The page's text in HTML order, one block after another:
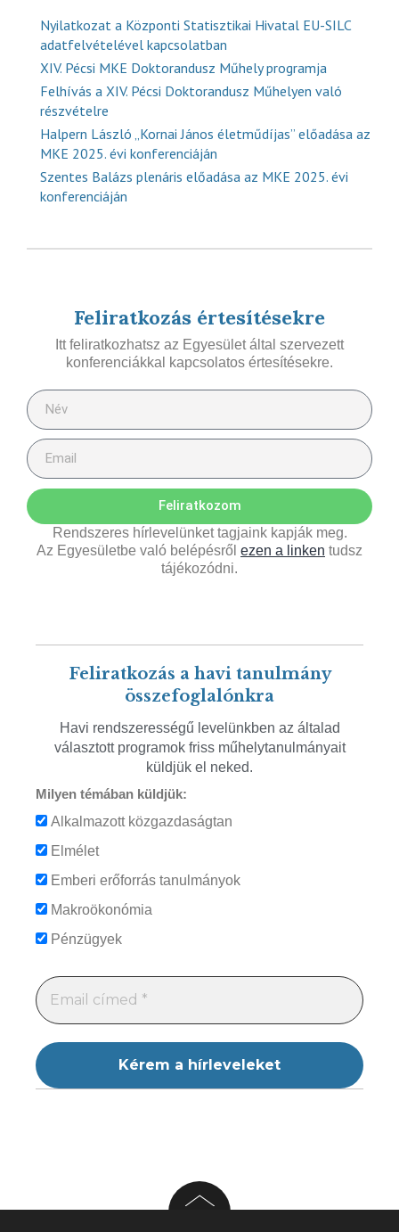
Nyilatkozat a Központi Statisztikai Hivatal EU-SILC
adatfelvételével kapcsolatban
XIV. Pécsi MKE Doktorandusz Műhely programja
Felhívás a XIV. Pécsi Doktorandusz Műhelyen való
részvételre
Halpern László „Kornai János életműdíjas” előadása az
MKE 2025. évi konferenciáján
Szentes Balázs plenáris előadása az MKE 2025. évi
konferenciáján
Feliratkozás értesítésekre
Itt feliratkozhatsz az Egyesület által szervezett
konferenciákkal kapcsolatos értesítésekre.
Feliratkozom
Rendszeres hírlevelünket tagjaink kapják meg.
Az Egyesületbe való belépésről ezen a linken tudsz
tájékozódni.
Feliratkozás a havi tanulmány
összefoglalónkra
Havi rendszerességű levelünkben az általad
választott programok friss műhelytanulmányait
küldjük el neked.
Milyen témában küldjük:
Alkalmazott közgazdaságtan
Elmélet
Emberi erőforrás tanulmányok
Makroökonómia
Pénzügyek